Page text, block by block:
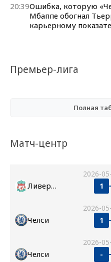
20:39Ошибка, которую
Мбаппе обогнал
карьерному
Премьер-лига
Полная
Матч-центр
2026-
Ливерпуль 1
2026-
Челси 1
2026-
Челси -